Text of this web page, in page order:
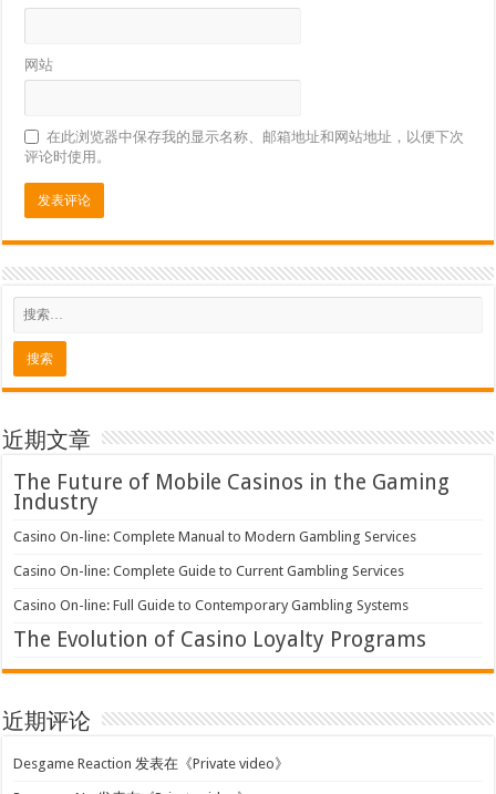
网站
在此浏览器中保存我的显示名称、邮箱地址和网站地址，以便下次
评论时使用。
近期文章
The Future of Mobile Casinos in the Gaming
Industry
Casino On-line: Complete Manual to Modern Gambling Services
Casino On-line: Complete Guide to Current Gambling Services
Casino On-line: Full Guide to Contemporary Gambling Systems
The Evolution of Casino Loyalty Programs
近期评论
Desgame Reaction 发表在《Private video》